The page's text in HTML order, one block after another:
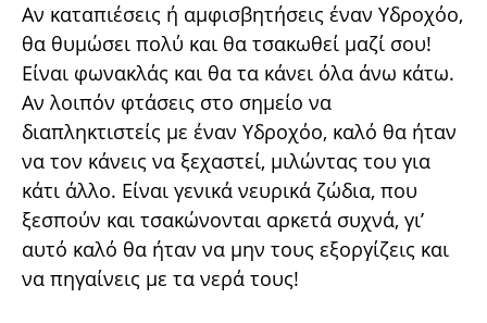
Αν καταπιέσεις ή αμφισβητήσεις έναν Υδροχόο,
θα θυμώσει πολύ και θα τσακωθεί μαζί σου!
Είναι φωνακλάς και θα τα κάνει όλα άνω κάτω.
Αν λοιπόν φτάσεις στο σημείο να
διαπληκτιστείς με έναν Υδροχόο, καλό θα ήταν
να τον κάνεις να ξεχαστεί, μιλώντας του για
κάτι άλλο. Είναι γενικά νευρικά ζώδια, που
ξεσπούν και τσακώνονται αρκετά συχνά, γι’
αυτό καλό θα ήταν να μην τους εξοργίζεις και
να πηγαίνεις με τα νερά τους!